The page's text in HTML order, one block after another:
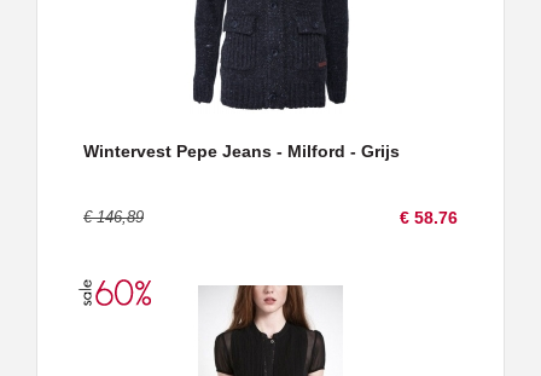
Wintervest Pepe Jeans - Milford - Grijs
€ 146,89 € 58.76